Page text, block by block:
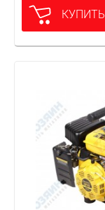
КУПИТЬ